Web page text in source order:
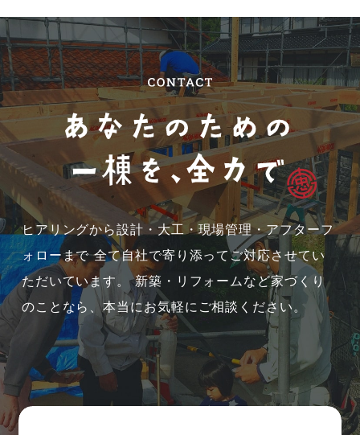
2026年03月 (2)
2025年07月 (1)
2025年04月 (1)
2024年11月 (2)
2024年09月 (1)
2024年08月 (3)
2024年07月 (5)
2024年06月 (14)
ヒアリングから設計・大工・現場管理・アフターフ
ォローまで全て自社で寄り添ってご対応させてい
ただいています。新築・リフォームなど家づくり
のことなら、本当にお気軽にご相談ください。